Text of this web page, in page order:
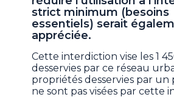
strict minimum (besoins
essentiels) serait
appréciée.
Cette interdiction vise les 1
desservies par ce réseau
propriétés desservies par un
ne sont pas visées par cette